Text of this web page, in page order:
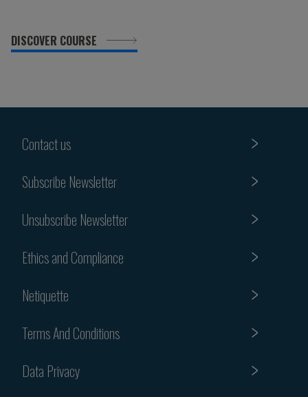
DISCOVER COURSE
Contact us
Subscribe Newsletter
Unsubscribe Newsletter
Ethics and Compliance
Netiquette
Terms And Conditions
Data Privacy